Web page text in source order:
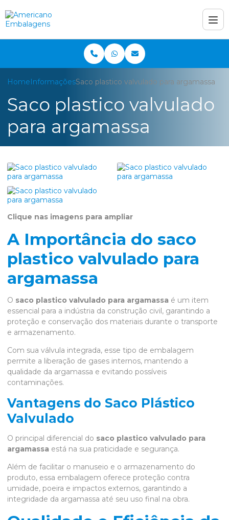
HomeInformaçõesSaco plastico valvulado para argamassa
Saco plastico valvulado
para argamassa
Clique nas imagens para ampliar
A Importância do saco
plastico valvulado para
argamassa
O saco plastico valvulado para argamassa é um item
essencial para a indústria da construção civil, garantindo a
proteção e conservação dos materiais durante o transporte
e armazenamento.
Com sua válvula integrada, esse tipo de embalagem
permite a liberação de gases internos, mantendo a
qualidade da argamassa e evitando possíveis
contaminações.
Vantagens do Saco Plástico
Valvulado
O principal diferencial do saco plastico valvulado para
argamassa está na sua praticidade e segurança.
Além de facilitar o manuseio e o armazenamento do
produto, essa embalagem oferece proteção contra
umidade, poeira e impactos externos, garantindo a
integridade da argamassa até seu uso final na obra.